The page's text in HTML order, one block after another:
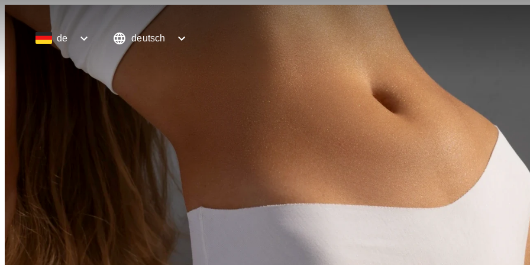
de deutsch